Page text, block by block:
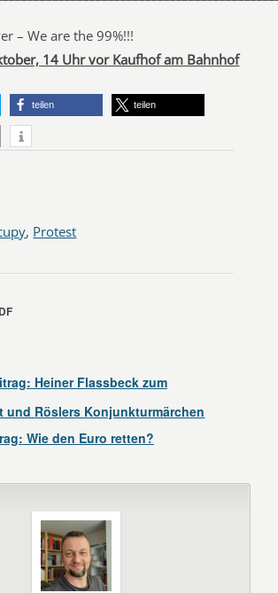
– We are the 99%!!!
14 Uhr vor Kaufhof am Bahnhof
teilen teilen
, Protest
Heiner Flassbeck zum
und Röslers Konjunkturmärchen
Wie den Euro retten?